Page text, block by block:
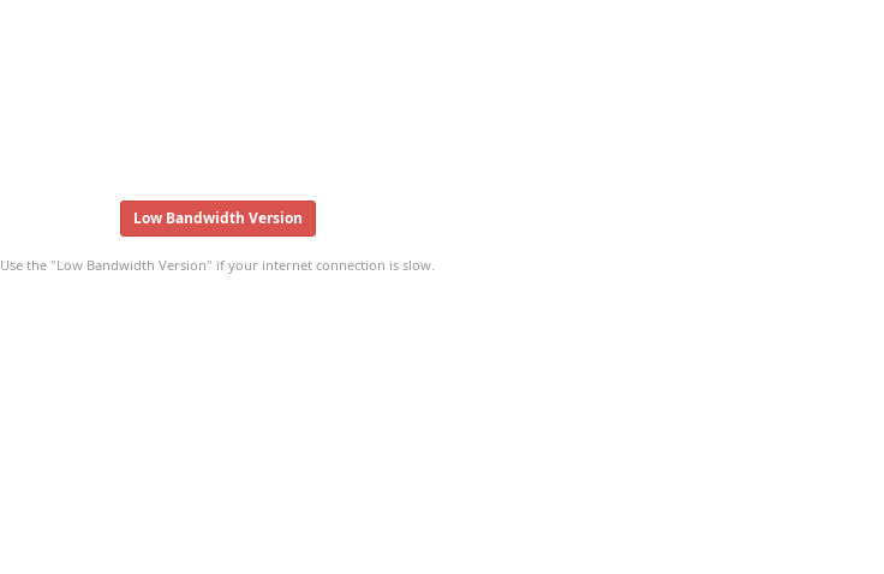
Low Bandwidth Version
Use the "Low Bandwidth Version" if your internet connection is slow.